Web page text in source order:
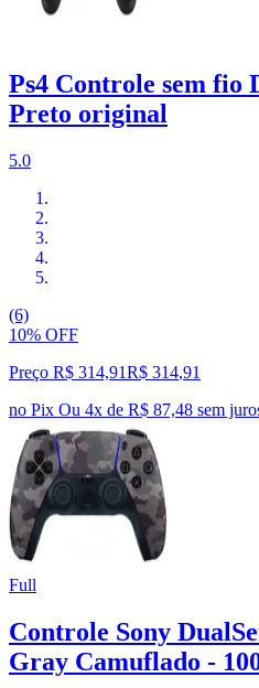
Ps4 Controle sem fio
Preto original
5.0
(6)
10% OFF
Preço R$ 314,91R$ 314,91
no Pix Ou 4x de R$ 87,48 sem
Full
Controle Sony
Gray Camuflado -